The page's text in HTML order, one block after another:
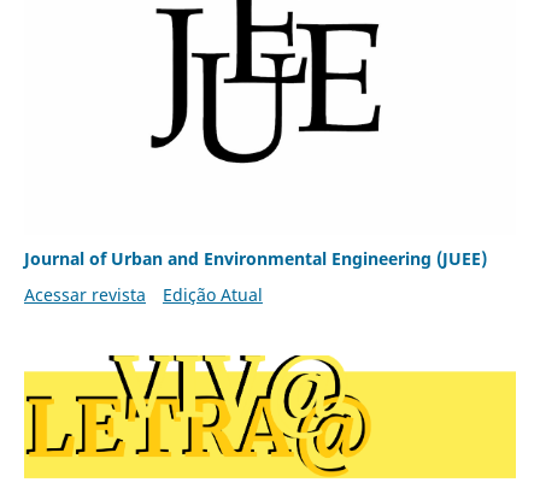
Journal of Urban and Environmental Engineering (JUEE)
Acessar revista
Edição Atual